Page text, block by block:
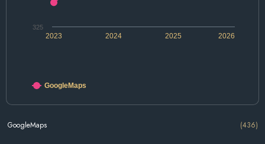
2024 2026
2023 2025
325
GoogleMaps
GoogleMaps (436)